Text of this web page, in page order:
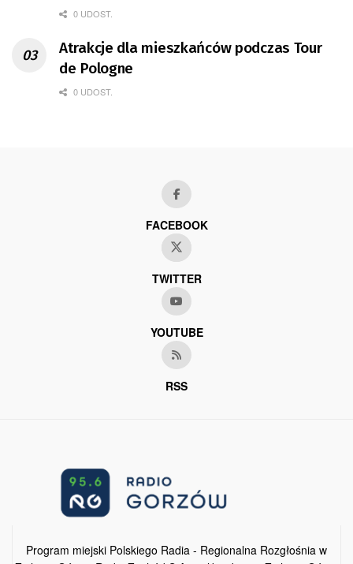
0 UDOST.
Atrakcje dla mieszkańców podczas Tour
de Pologne
0 UDOST.
FACEBOOK
TWITTER
YOUTUBE
RSS
Program miejski Polskiego Radia - Regionalna Rozgłośnia w